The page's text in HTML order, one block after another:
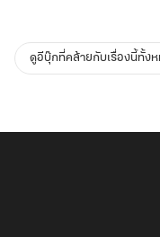
ดูอีบุ๊กที่คล้ายกับเรื่องนี้ทั้ง